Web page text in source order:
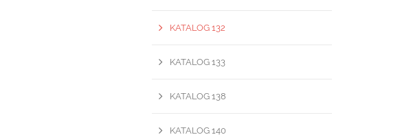
KATALOG 132
KATALOG 133
KATALOG 138
KATALOG 140